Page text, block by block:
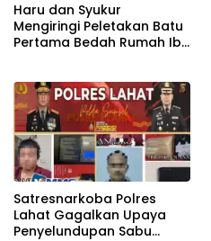
Haru dan Syukur
Mengiringi Peletakan Batu
Pertama Bedah Rumah Ibu
Satresnarkoba Polres
Lahat Gagalkan Upaya
Penyelundupan Sabu